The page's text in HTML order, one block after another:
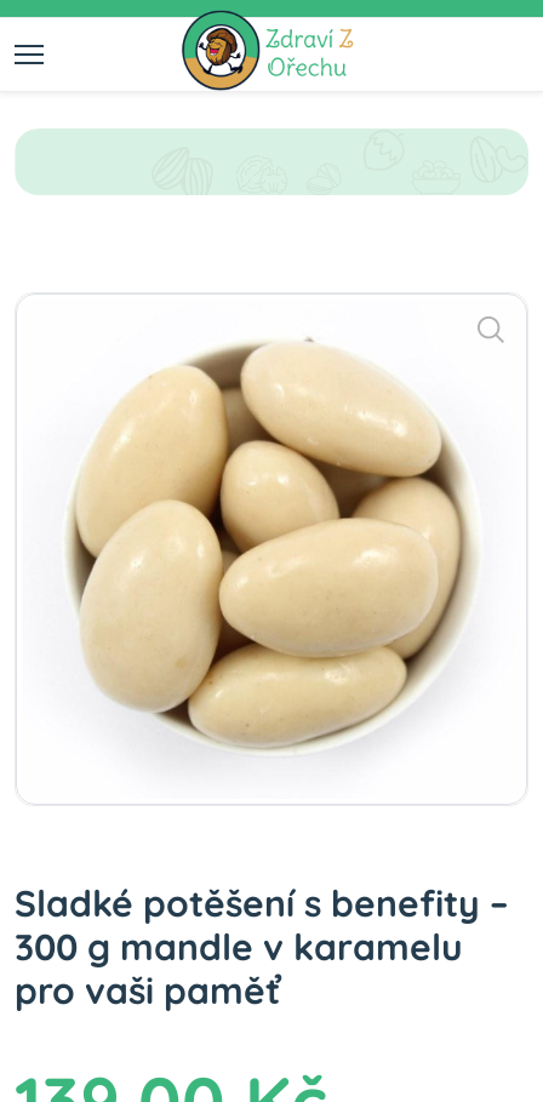
Sladké potěšení s benefity –
300 g mandle v karamelu
pro vaši paměť